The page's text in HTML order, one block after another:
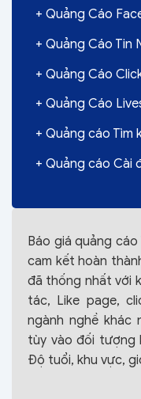
+ Quảng Cáo
+ Quảng Cáo Tin
+ Quảng Cáo
+ Quảng Cáo
+ Quảng cáo Tìm
+ Quảng cáo Cài
Báo giá quảng
cam kết hoàn
đã thống nhất với
tác, Like page,
ngành nghề khác
tùy vào đối tượng
Độ tuổi, khu vực,